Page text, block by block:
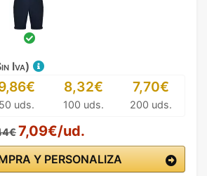
Iva)
50 uds.
8,32€
100 uds.
7,70€
200 uds.
7,09€/ud.
Y PERSONALIZA